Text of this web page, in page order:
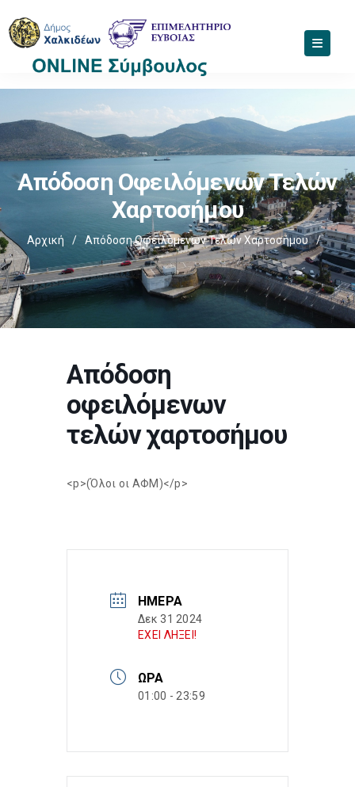
Απόδοση Οφειλόμενων Τελών
Χαρτοσήμου
Αρχική / Απόδοση Οφειλόμενων Τελών Χαρτοσήμου /
Απόδοση
οφειλόμενων
τελών χαρτοσήμου
<p>(Όλοι οι ΑΦΜ)</p>
ΗΜΈΡΑ
Δεκ 31 2024
ΕΧΕΙ ΛΗΞΕΙ!
ΏΡΑ
01:00 - 23:59